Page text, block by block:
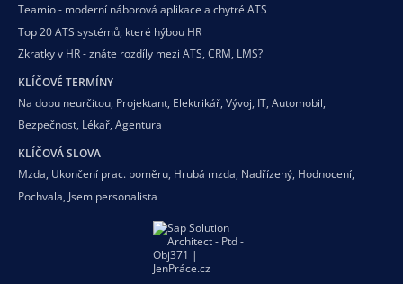
Teamio - moderní náborová aplikace a chytré ATS
Top 20 ATS systémů, které hýbou HR
Zkratky v HR - znáte rozdíly mezi ATS, CRM, LMS?
KLÍČOVÉ TERMÍNY
Na dobu neurčitou, Projektant, Elektrikář, Vývoj, IT, Automobil,
Bezpečnost, Lékař, Agentura
KLÍČOVÁ SLOVA
Mzda, Ukončení prac. poměru, Hrubá mzda, Nadřízený, Hodnocení,
Pochvala, Jsem personalista